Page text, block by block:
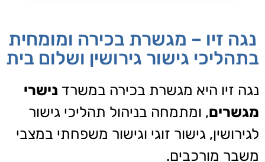
נגה זיו – מגשרת בכירה ומומחית
בתהליכי גישור גירושין ושלום בית
נגה זיו היא מגשרת בכירה במשרד נישרי
מגשרים, ומתמחה בניהול תהליכי גישור
לגירושין, גישור זוגי וגישור משפחתי במצבי
משבר מורכבים.